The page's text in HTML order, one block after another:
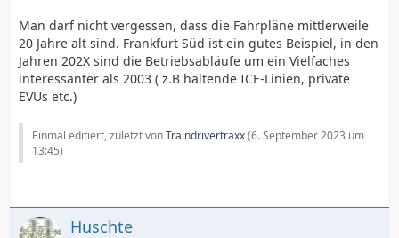
Man darf nicht vergessen, dass die Fahrpläne mittlerweile
20 Jahre alt sind. Frankfurt Süd ist ein gutes Beispiel, in den
Jahren 202X sind die Betriebsabläufe um ein Vielfaches
interessanter als 2003 ( z.B haltende ICE-Linien, private
EVUs etc.)
Einmal editiert, zuletzt vonTraindrivertraxx(6. September 2023 um
13:45)
Huschte